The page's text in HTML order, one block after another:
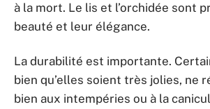
à la mort. Le lis et l’orchidée sont
beauté et leur élégance.
La durabilité est importante.
bien qu’elles soient très jolies, ne
bien aux intempéries ou à la